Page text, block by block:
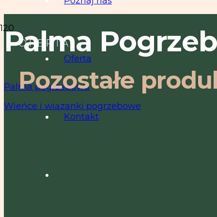
Oferta
Kontakt
Palma
Palma pogrzebowa
Wieńce i wiązanki pogrzebowe
OFERTA
Pozostałe